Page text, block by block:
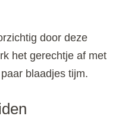
door deze
het gerechtje af met
blaadjes tijm.